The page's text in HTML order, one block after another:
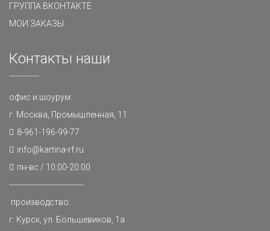
ГРУППА ВКОНТАКТЕ
МОИ ЗАКАЗЫ
Контакты наши
офис и шоурум:
г. Москва, Промышленная, 11
8-961-196-99-77
info@kartina-rf.ru
пн-вс / 10:00-20:00
-------------------------------
производство:
г. Курск, ул. Большевиков, 1а